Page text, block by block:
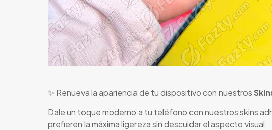
✨ Renueva la apariencia de tu dispositivo con nuestros
Dale un toque moderno a tu teléfono con nuestros skins
prefieren la máxima ligereza sin descuidar el aspecto visual.